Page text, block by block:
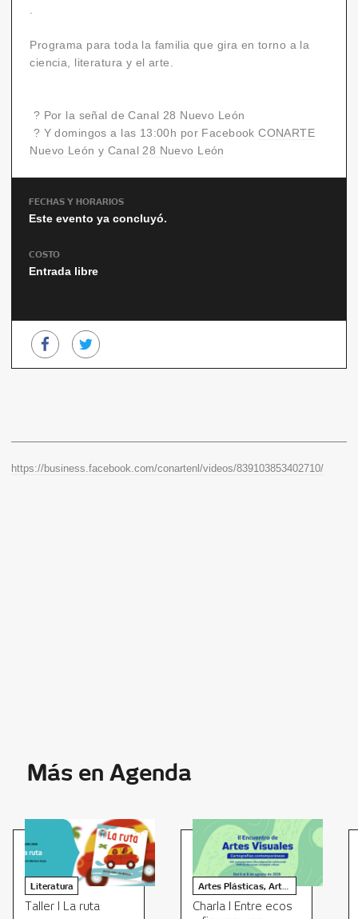
Programa para toda la familia que gira en torno a la
ciencia, literatura y el arte.
? Por la señal de Canal 28 Nuevo León
? Y domingos a las 13:00h por FacebookCONARTE
Nuevo León y Canal 28 Nuevo León
FECHAS Y HORARIOS
Este evento ya concluyó.
COSTO
Entrada libre
https://business.facebook.com/conartenl/videos/839103853402710/
Más en Agenda
Literatura
Taller I La ruta
Artes Plásticas, Artes visuales
Charla I Entre ecos